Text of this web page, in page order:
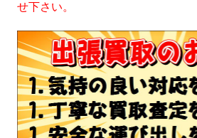
せ下さい。